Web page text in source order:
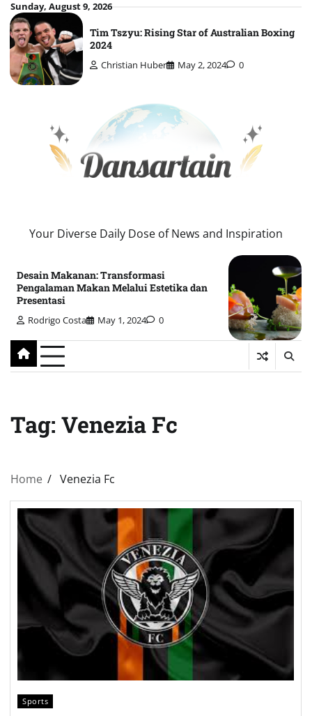
Skip
to
content
Sunday, August 9, 2026
Tim Tszyu: Rising Star of Australian Boxing
2024
Christian Huber May 2, 2024 0
Your Diverse Daily Dose of News and Inspiration
Desain Makanan: Transformasi
Pengalaman Makan Melalui Estetika dan
Presentasi
Rodrigo Costa May 1, 2024 0
Tag: Venezia Fc
Home Venezia Fc
Sports